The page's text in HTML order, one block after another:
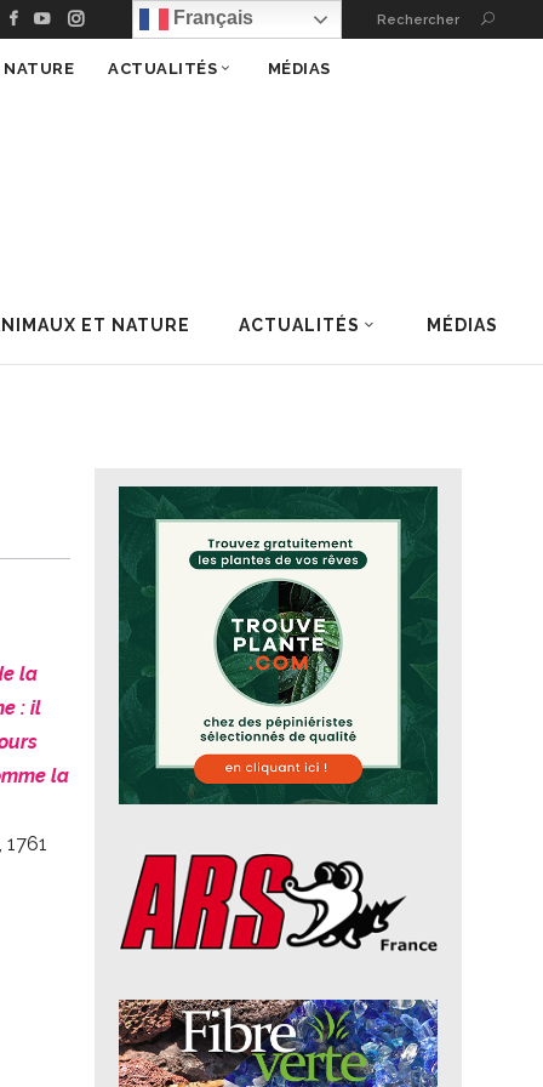
Français Rechercher
ET NATURE ACTUALITÉS MÉDIAS
ACTUALITÉS MÉDIAS
la
: il
la